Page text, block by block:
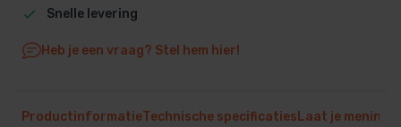
Snelle levering
Heb je een vraag? Stel hem hier!
ProductinformatieTechnische specificaties Laat je mening